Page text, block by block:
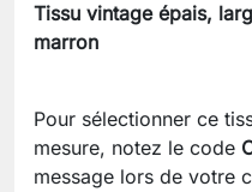
Tissu vintage épais,
marron
Pour sélectionner ce
mesure, notez le code
message lors de votre